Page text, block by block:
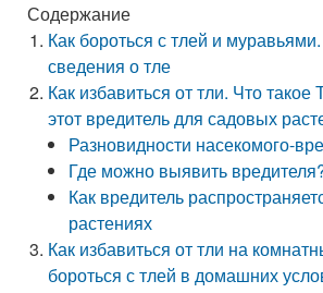
Содержание
Как бороться с тлей и
сведения о тле
Как избавиться от тли. Что
этот вредитель для садовых
Разновидности насекомого-
Где можно выявить
Как вредитель
растениях
Как избавиться от тли на
бороться с тлей в домашних